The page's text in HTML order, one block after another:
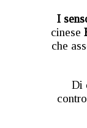
I
cinese
che
Di